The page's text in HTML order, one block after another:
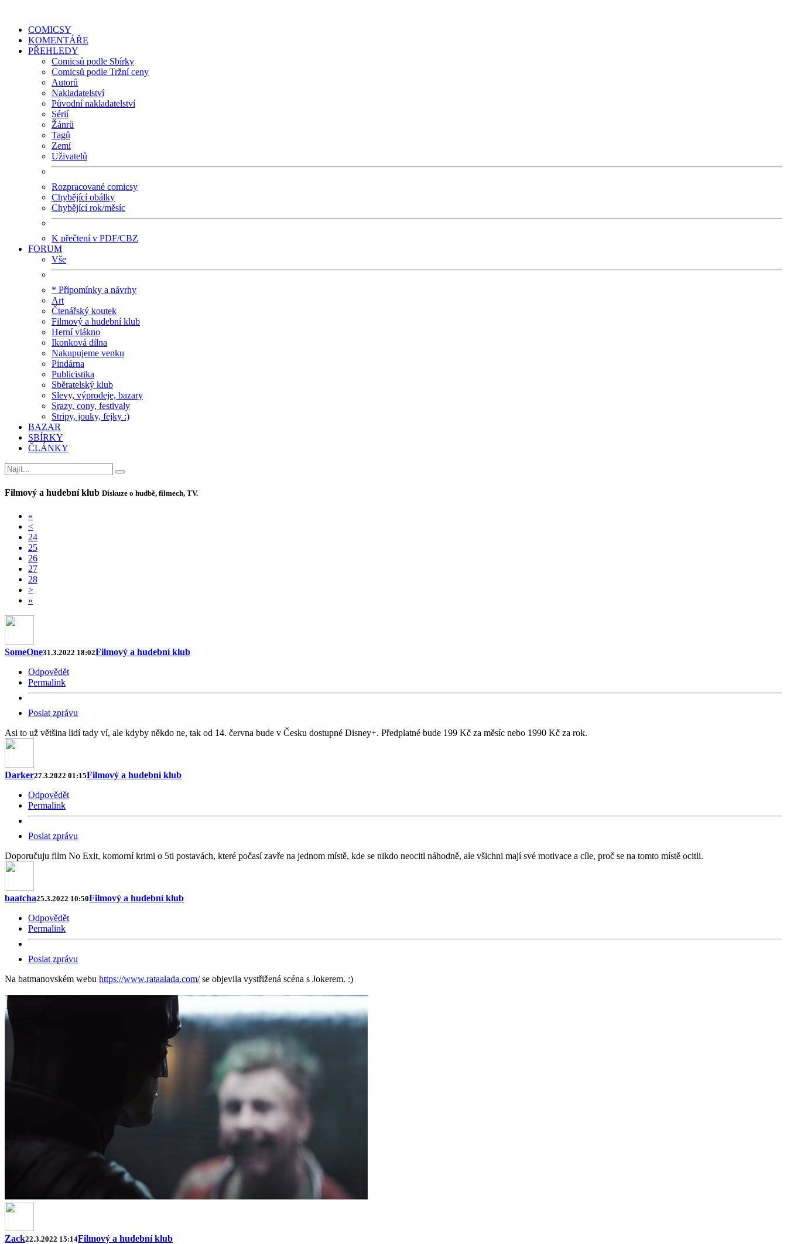
COMICSY
KOMENTÁŘE
PŘEHLEDY
Comicsů podle Sbírky
Comicsů podle Tržní ceny
Autorů
Nakladatelství
Původní nakladatelství
Sérií
Žánrů
Tagů
Zemí
Uživatelů
Rozpracované comicsy
Chybějící obálky
Chybějící rok/měsíc
K přečtení v PDF/CBZ
FORUM
Vše
* Připomínky a návrhy
Art
Čtenářský koutek
Filmový a hudební klub
Herní vlákno
Ikonková dílna
Nakupujeme venku
Pindárna
Publicistika
Sběratelský klub
Slevy, výprodeje, bazary
Srazy, cony, festivaly
Stripy, jouky, fejky :)
BAZAR
SBÍRKY
ČLÁNKY
Filmový a hudební klub Diskuze o hudbě, filmech, TV.
«
<
24
25
26
27
28
>
»
SomeOne31.3.2022 18:02Filmový a hudební klub
Odpovědět
Permalink
Poslat zprávu
Asi to už většina lidí tady ví, ale kdyby někdo ne, tak od 14. června bude v Česku dostupné Disney+. Předplatné bude 199 Kč za měsíc nebo 1990 Kč za rok.
Darker27.3.2022 01:15Filmový a hudební klub
Odpovědět
Permalink
Poslat zprávu
Doporučuju film No Exit, komorní krimi o 5ti postavách, které počasí zavře na jednom místě, kde se nikdo neocitl náhodně, ale všichni mají své motivace a cíle, proč se na tomto místě ocitli.
baatcha25.3.2022 10:50Filmový a hudební klub
Odpovědět
Permalink
Poslat zprávu
Na batmanovském webu https://www.rataalada.com/se objevila vystřižená scéna s Jokerem. :)
Zack22.3.2022 15:14Filmový a hudební klub